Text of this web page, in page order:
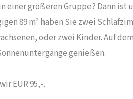
einer größeren Gruppe? Dann ist
89 m² haben Sie zwei
oder zwei Kinder. Auf
genießen.
EUR 95,-.